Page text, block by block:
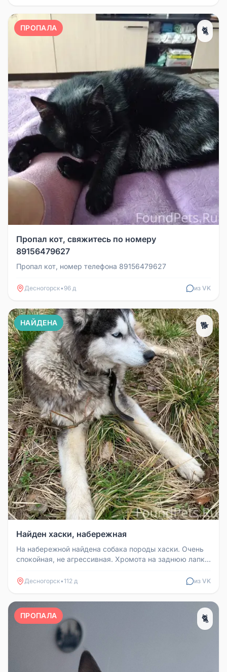
ПРОПАЛА 🐈
Пропал кот, свяжитесь по номеру
89156479627
Пропал кот, номер телефона 89156479627
Десногорск• 96 д из VK
НАЙДЕНА 🐕
Найден хаски, набережная
На набережной найдена собака породы хаски. Очень
спокойная, не агрессивная. Хромота на заднюю лапку.
Десногорск•112 д из VK
ПРОПАЛА 🐈